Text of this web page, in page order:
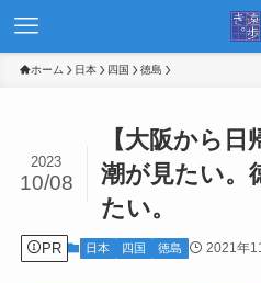
ホーム 日本 四国 徳島
【大阪から
潮が見たい。
たい。
2023
10/08
PR 日本 四国 徳島 2021年